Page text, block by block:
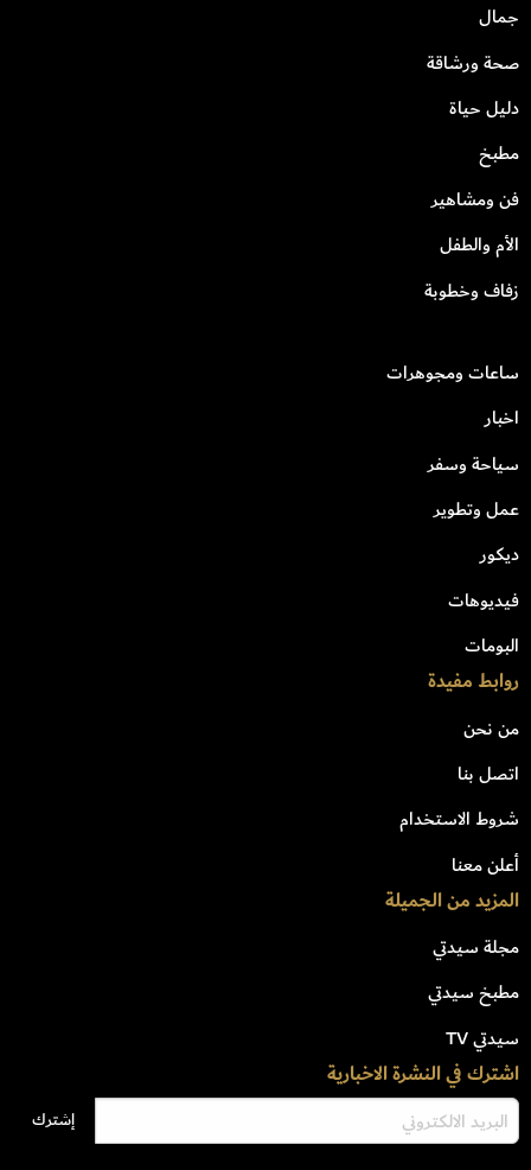
جمال
صحة ورشاقة
دليل حياة
مطبخ
فن ومشاهير
الأم والطفل
زفاف وخطوبة
ساعات ومجوهرات
اخبار
سياحة وسفر
عمل وتطوير
ديكور
فيديوهات
البومات
روابط مفيدة
من نحن
اتصل بنا
شروط الاستخدام
أعلن معنا
المزيد من الجميلة
مجلة سيدتي
مطبخ سيدتي
سيدتي TV
اشترك في النشرة الاخبارية